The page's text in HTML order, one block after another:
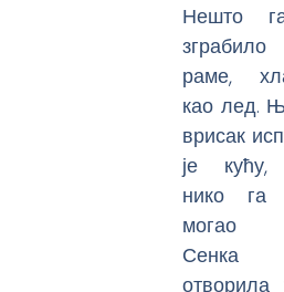
Нешто
раме,
као лед.
врисак
је
нико га
могао
отворила